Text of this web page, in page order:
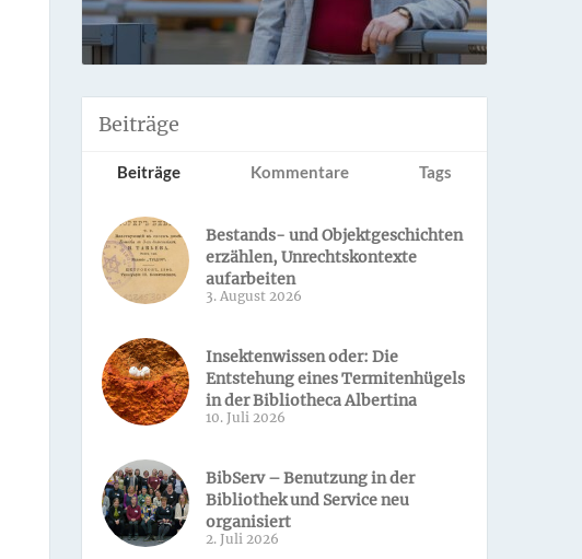
Beiträge
Beiträge Kommentare Tags
Bestands- und Objektgeschichten
erzählen, Unrechtskontexte
aufarbeiten
3. August 2026
Insektenwissen oder: Die
Entstehung eines Termitenhügels
in der Bibliotheca Albertina
10. Juli 2026
BibServ – Benutzung in der
Bibliothek und Service neu
organisiert
2. Juli 2026